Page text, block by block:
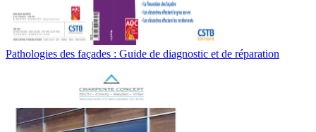
Pathologies des façades : Guide de diagnostic et de réparation